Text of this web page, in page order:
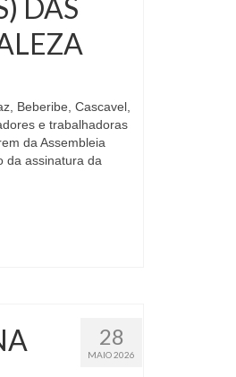
DAS
Beberibe, Cascavel,
e trabalhadoras
da Assembleia
da assinatura da
28
MAIO 2026